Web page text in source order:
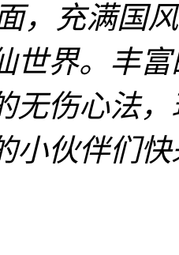
，充满国
世界。丰
无伤心法
小伙伴们